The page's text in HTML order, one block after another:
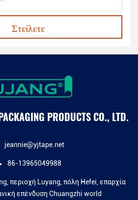
Στείλετε
PRODUCTS CO., LTD.
jeannie@yjtape.net
86-13965049988
περιοχή Luyang, πόλη Hefei, επαρχία
επένδυση Chuangzhi world